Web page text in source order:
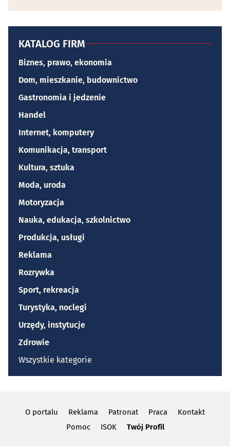
KATALOG FIRM
Biznes, prawo, ekonomia
Dom, mieszkanie, budownictwo
Gastronomia i jedzenie
Handel
Internet, komputery
Komunikacja, transport
Kultura, sztuka
Moda, uroda
Motoryzacja
Nauka, edukacja, szkolnictwo
Produkcja, usługi
Reklama
Rozrywka
Sport, rekreacja
Turystyka, noclegi
Urzędy, instytucje
Zdrowie
Wszystkie kategorie
O portalu Reklama Patronat Praca
Kontakt
Pomoc
ISOK Twój Profil